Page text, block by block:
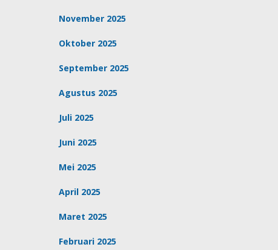
November 2025
Oktober 2025
September 2025
Agustus 2025
Juli 2025
Juni 2025
Mei 2025
April 2025
Maret 2025
Februari 2025